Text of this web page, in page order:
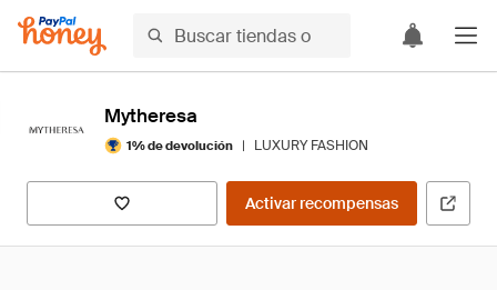
Mytheresa
1% de devolución | LUXURY FASHION
Activar recompensas